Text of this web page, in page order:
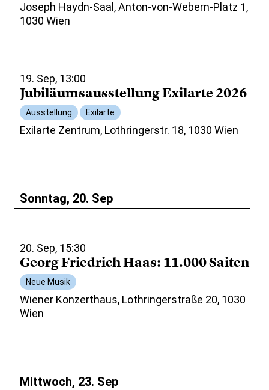
Joseph Haydn-Saal, Anton-von-Webern-Platz 1,
1030 Wien
19. Sep, 13:00
Jubiläumsausstellung Exilarte 2026
Ausstellung Exilarte
Exilarte Zentrum, Lothringerstr. 18, 1030 Wien
Sonntag, 20. Sep
20. Sep, 15:30
Georg Friedrich Haas: 11.000 Saiten
Neue Musik
Wiener Konzerthaus, Lothringerstraße 20, 1030
Wien
Mittwoch, 23. Sep